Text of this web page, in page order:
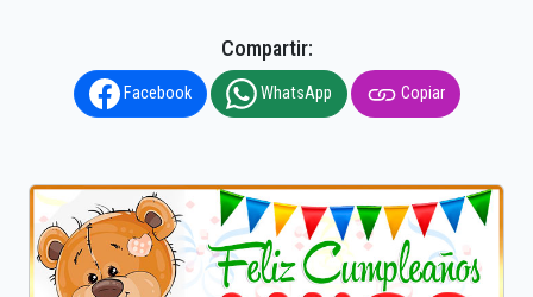
Compartir:
Facebook WhatsApp Copiar